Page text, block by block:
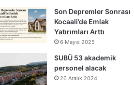
Son Depremler Sonrası
Kocaali’de Emlak
Yatırımları Arttı
6 Mayıs 2025
SUBÜ 53 akademik
personel alacak
26 Aralık 2024